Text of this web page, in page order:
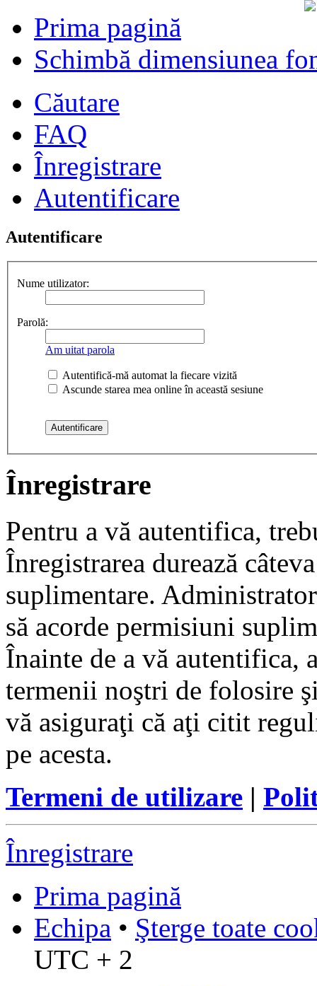
Prima pagină
Schimbă dimensiunea
Căutare
FAQ
Înregistrare
Autentificare
Autentificare
Nume utilizator:
Parolă:
Am uitat parola
Autentifică-mă automat la fiecare vizită
Ascunde starea mea online în această sesiune
Înregistrare
Pentru a vă autentifica,
Înregistrarea durează
suplimentare.
să acorde permisiuni
Înainte de a vă autentifica,
termenii noştri de folosire
vă asiguraţi că aţi citit
pe acesta.
Termeni de utilizare |
Înregistrare
Prima pagină
Echipa • Şterge toate
UTC + 2